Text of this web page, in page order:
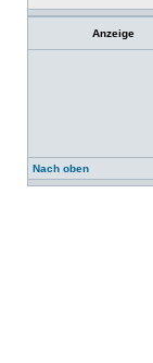
Anzeige
Nach oben